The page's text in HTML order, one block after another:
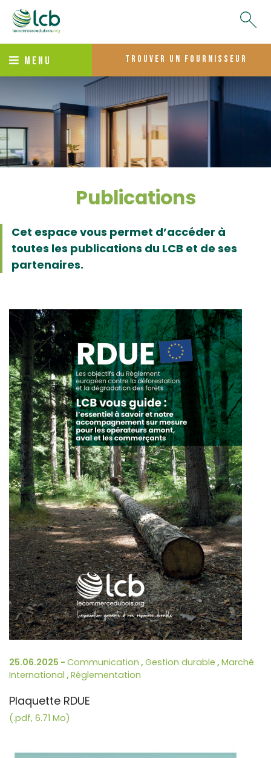
MENU trouver un fournisseur
Publications
Cet espace vous permet d’accéder à
toutes les publications du LCB et de ses
partenaires.
25.06.2025 - Communication , Gestion durable , Marché
International , Réglementation
Plaquette RDUE
(.pdf, 6.71 Mo)